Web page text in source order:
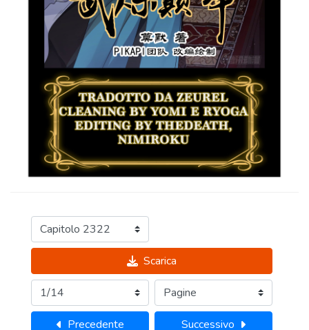
Scarica
Precedente Successivo